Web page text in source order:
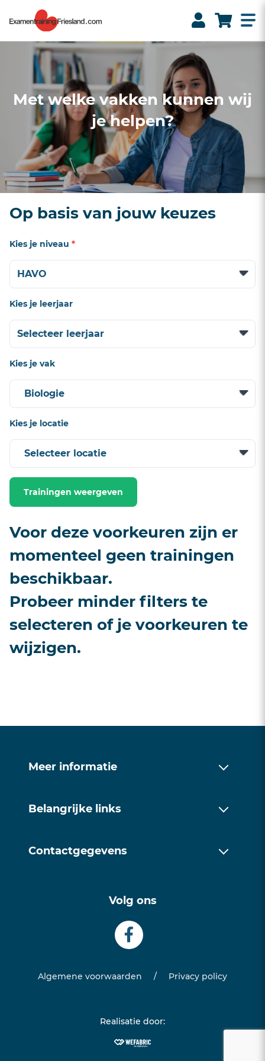
Met welke vakken kunnen wij
je helpen?
Op basis van jouw keuzes
Kies je niveau *
Kies je leerjaar
Kies je vak
Kies je locatie
Trainingen weergeven
Voor deze voorkeuren zijn er
momenteel geen trainingen
beschikbaar.
Probeer minder filters te
selecteren of je voorkeuren te
wijzigen.
Meer informatie
Belangrijke links
Contactgegevens
info@examentrainingfriesland.com
Volg ons
Algemene voorwaarden / Privacy policy
Realisatie door: